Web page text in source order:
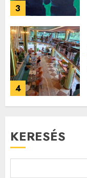
3
4
KERESÉS